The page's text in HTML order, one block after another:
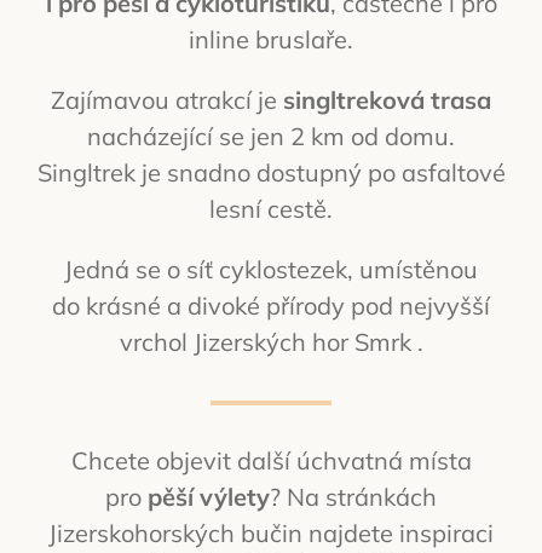
inline bruslaře.
Zajímavou atrakcí je singltreková trasa
nacházející se jen 2 km od domu.
Singltrek je snadno dostupný po asfaltové
lesní cestě.
Jedná se o síť cyklostezek, umístěnou
do krásné a divoké přírody pod nejvyšší
vrchol Jizerských hor Smrk .
Chcete objevit další úchvatná místa
pro pěší výlety? Na stránkách
Jizerskohorských bučin najdete inspiraci